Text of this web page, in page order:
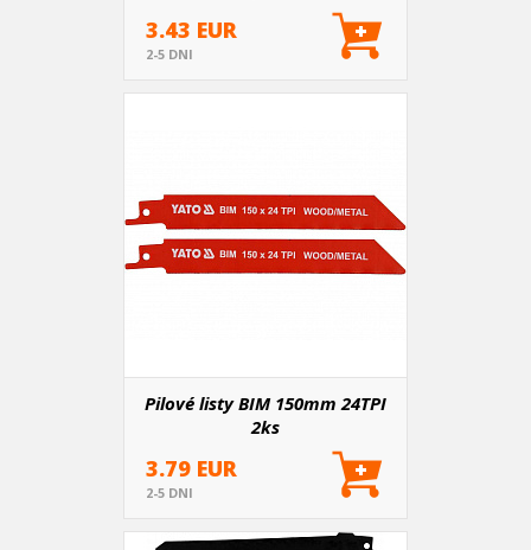
3.43 EUR
2-5 DNI
Pilové listy BIM 150mm 24TPI
2ks
3.79 EUR
2-5 DNI